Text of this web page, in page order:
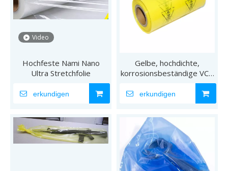
Video
Hochfeste Nami Nano
Ultra Stretchfolie
erkundigen
Gelbe, hochdichte,
korrosionsbeständige VCI-
erkundigen